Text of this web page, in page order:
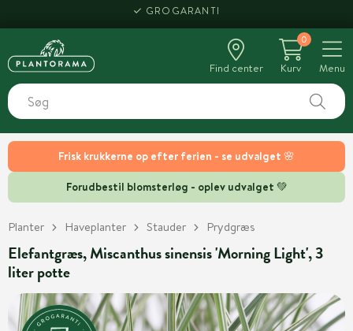
Frisk krukkerne op efter ferien - se udvalget 🌸
Forudbestil blomsterløg - oplev udvalget 💚
GROGARANTI
Find center
0
Kurv
Menu
Planter Haveplanter Stauder Prydgræs
Elefantgræs, Miscanthus sinensis 'Morning Light', 3
liter potte